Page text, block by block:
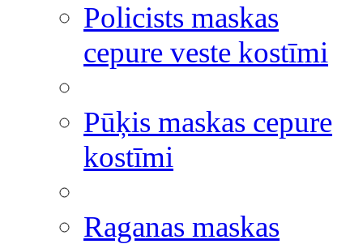
Policists maskas
cepure veste kostīmi
Pūķis maskas cepure
kostīmi
Raganas maskas